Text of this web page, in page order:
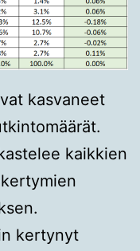
kasvaneet
kaikkien
kertynyt